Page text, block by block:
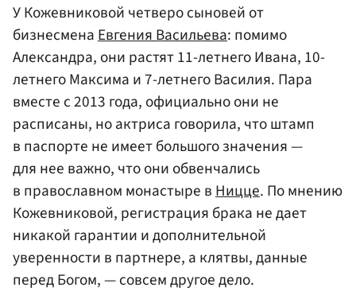
У Кожевниковой четверо сыновей от
бизнесмена Евгения Васильева: помимо
Александра, они растят 11-летнего Ивана, 10-
летнего Максима и 7-летнего Василия. Пара
вместе с 2013 года, официально они не
расписаны, но актриса говорила, что штамп
в паспорте не имеет большого значения —
для нее важно, что они обвенчались
в православном монастыре в Ницце. По мнению
Кожевниковой, регистрация брака не дает
никакой гарантии и дополнительной
уверенности в партнере, а клятвы, данные
перед Богом, — совсем другое дело.